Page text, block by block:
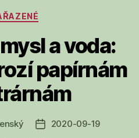
Rubriky
a voda:
papírnám
Datum
2020-09-19